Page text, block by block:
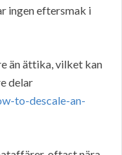
ingen eftersmak i
än ättika, vilket kan
delar
to-descale-an-